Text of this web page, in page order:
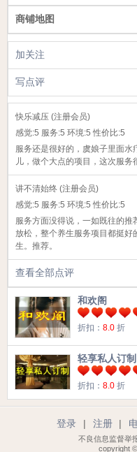
商铺地图
加关注
写点评
快乐减压 (注册会员)
感觉:5 服务:5 环境:5 性价比:5
服务还是很好的，虞娘子里面
儿，做个大点的项目，这次服务
讲不清始终 (注册会员)
感觉:5 服务:5 环境:5 性价比:5
服务方面没得说，一如既往的推
放松，整个养生服务项目都挺好
生。推荐。
查看全部点评
和欢阁
折扣： 8.0 折
轻享私人订制
折扣： 8.0 折
登录 | 注册 |
不良信息监督举
copyright